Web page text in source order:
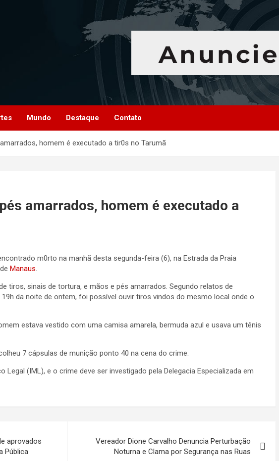
Mundo Destaque Contato
homem é executado a tir0s no Tarumã
amarrados, homem é executado a
m0rto na manhã desta segunda-feira (6), na Estrada da Praia
Manaus.
tiros, sinais de tortura, e mãos e pés amarrados. Segundo relatos de
da noite de ontem, foi possível ouvir tiros vindos do mesmo local onde o
estava vestido com uma camisa amarela, bermuda azul e usava um tênis
7 cápsulas de munição ponto 40 na cena do crime.
(IML), e o crime deve ser investigado pela Delegacia Especializada em
aprovados
Pública
Vereador Dione Carvalho Denuncia Perturbação
Noturna e Clama por Segurança nas Ruas